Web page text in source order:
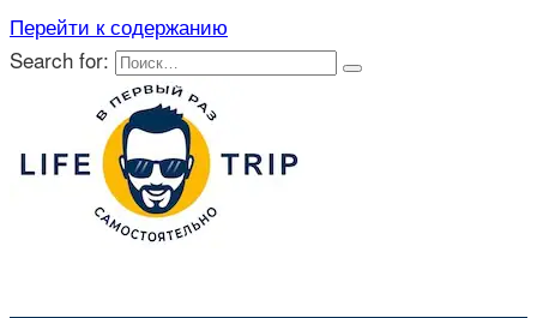
Перейти к содержанию
Search for: